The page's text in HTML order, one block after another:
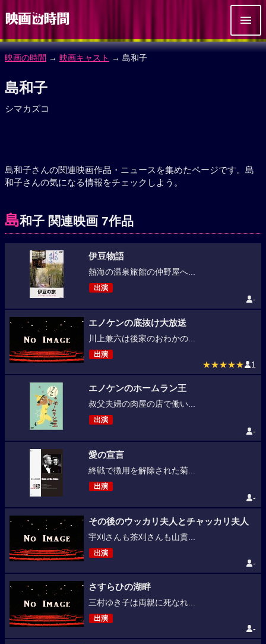
映画の時間 → 映画キャスト → 島和子
島和子
シマカズコ
島和子さんの関連映画作品・ニュースを集めたページです。島
和子さんの気になる情報をチェックしよう。
島和子 関連映画 7作品
伊豆物語
熱海の温泉旅館の仲野屋へ...
出演
-
エノケンの底抜け大放送
川上兼六は後家のおわかの...
出演
★★★★★ 1
エノケンのホームラン王
叔父夫婦の肉屋の店で働い...
出演
-
愛の宣言
終戦で徴用を解除された菊...
出演
-
その後のウッカリ夫人とチャッカリ夫人
宇刈さんも茶刈さんも山貫...
出演
-
さすらひの湖畔
三村ゆき子は両親に死なれ...
出演
-